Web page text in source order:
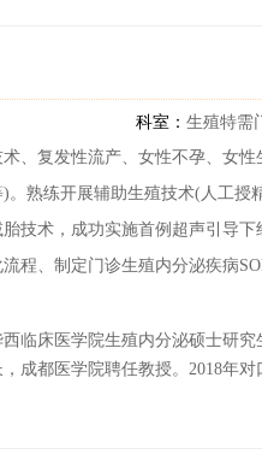
科室： 生殖特需
、复发性流产、女性不孕、女
。熟练开展辅助生殖技术(人工授
技术，成功实施首例超声引导
程、制定门诊生殖内分泌疾病
临床医学院生殖内分泌硕士研究
成都医学院聘任教授。2018年对
门诊，帮助多名当地不孕妇女完
年省卫健委对口支援工程宣传片